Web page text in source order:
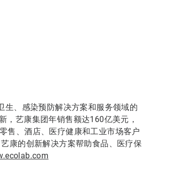
生、感染预防解决方案和服务领域的
，艺康集团年销售额达160亿美元，
售、酒店、医疗健康和工业市场客户
康的创新解决方案帮助食品、医疗保